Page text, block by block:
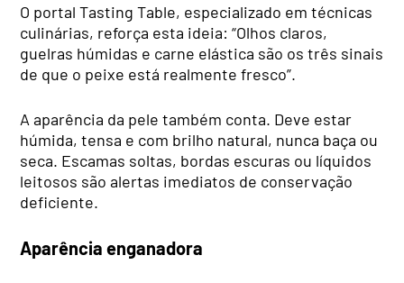
O portal Tasting Table, especializado em técnicas
culinárias, reforça esta ideia: “Olhos claros,
guelras húmidas e carne elástica são os três sinais
de que o peixe está realmente fresco”.
A aparência da pele também conta. Deve estar
húmida, tensa e com brilho natural, nunca baça ou
seca. Escamas soltas, bordas escuras ou líquidos
leitosos são alertas imediatos de conservação
deficiente.
Aparência enganadora